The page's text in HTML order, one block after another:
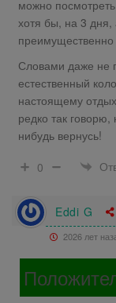
можно
хотя бы, на 3
Словами даже не
естественный
настоящему
редко так говорю,
нибудь вернусь!
0
Eddi G
2026 лет